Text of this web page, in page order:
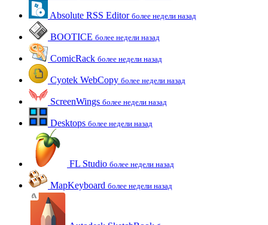
Absolute RSS Editor более недели назад
BOOTICE более недели назад
ComicRack более недели назад
Cyotek WebCopy более недели назад
ScreenWings более недели назад
Desktops более недели назад
FL Studio более недели назад
MapKeyboard более недели назад